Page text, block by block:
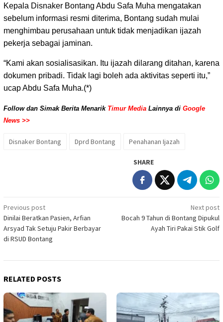
Kepala Disnaker Bontang Abdu Safa Muha mengatakan
sebelum informasi resmi diterima, Bontang sudah mulai
menghimbau perusahaan untuk tidak menjadikan ijazah
pekerja sebagai jaminan.
“Kami akan sosialisasikan. Itu ijazah dilarang ditahan, karena
dokumen pribadi. Tidak lagi boleh ada aktivitas seperti itu,”
ucap Abdu Safa Muha.(*)
Follow dan Simak Berita Menarik Timur Media Lainnya di Google
News >>
Disnaker Bontang Dprd Bontang Penahanan Ijazah
SHARE
Post
navigation
Previous post
Dinilai Beratkan Pasien, Arfian
Arsyad Tak Setuju Pakir Berbayar
di RSUD Bontang
Next post
Bocah 9 Tahun di Bontang Dipukul
Ayah Tiri Pakai Stik Golf
RELATED POSTS